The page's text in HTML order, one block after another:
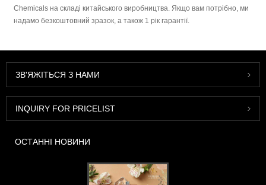
Chemicals на складі китайського виробництва. Якщо вам потрібно, ми
надамо безкоштовний зразок, а також 1 рік гарантії.
ЗВ'ЯЖІТЬСЯ З НАМИ
INQUIRY FOR PRICELIST
ОСТАННІ НОВИНИ